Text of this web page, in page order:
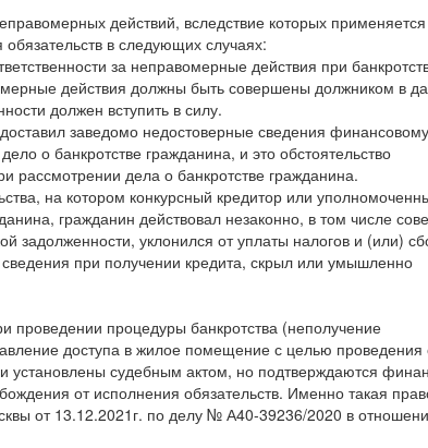
действий, вследствие которых применяется
в следующих случаях:
за неправомерные действия при
действия должны быть совершены должником в
должен вступить в силу.
заведомо недостоверные сведения финансовому
о банкротстве гражданина, и это обстоятельство
рассмотрении дела о банкротстве гражданина.
на котором конкурсный кредитор или
гражданин действовал незаконно, в том числе
задолженности, уклонился от уплаты налогов и (или)
при получении кредита, скрыл или умышленно
проведении процедуры банкротства (неполучение
доступа в жилое помещение с целью проведения
установлены судебным актом, но подтверждаются
от исполнения обязательств. Именно такая
от 13.12.2021г. по делу № А40-39236/2020 в